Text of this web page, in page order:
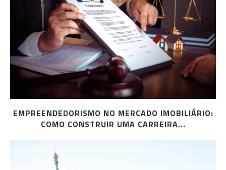
EMPREENDEDORISMO NO MERCADO IMOBILIÁRIO:
COMO CONSTRUIR UMA CARREIRA...